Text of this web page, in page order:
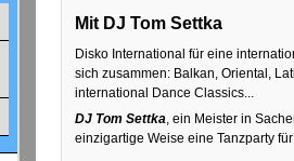
Mit DJ Tom Settka
Disko International für eine
sich zusammen: Balkan, Oriental,
international Dance Classics...
DJ Tom Settka, ein Meister in
einzigartige Weise eine Tanzparty